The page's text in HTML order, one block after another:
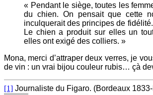
« Pendant le siège, toutes les
du chien. On pensait que cette
inculquerait des principes de
Le chien a produit sur elles un
elles ont exigé des colliers. »
Mona, merci d’attraper deux verres, je
de vin : un vrai bijou couleur rubis… çà
[1] Journaliste du Figaro. (Bordeaux